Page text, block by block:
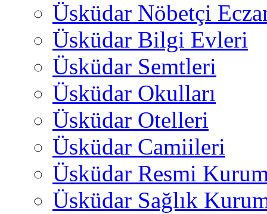
Üsküdar Nöbetçi
Üsküdar Bilgi Evleri
Üsküdar Semtleri
Üsküdar Okulları
Üsküdar Otelleri
Üsküdar Camiileri
Üsküdar Resmi
Üsküdar Sağlık